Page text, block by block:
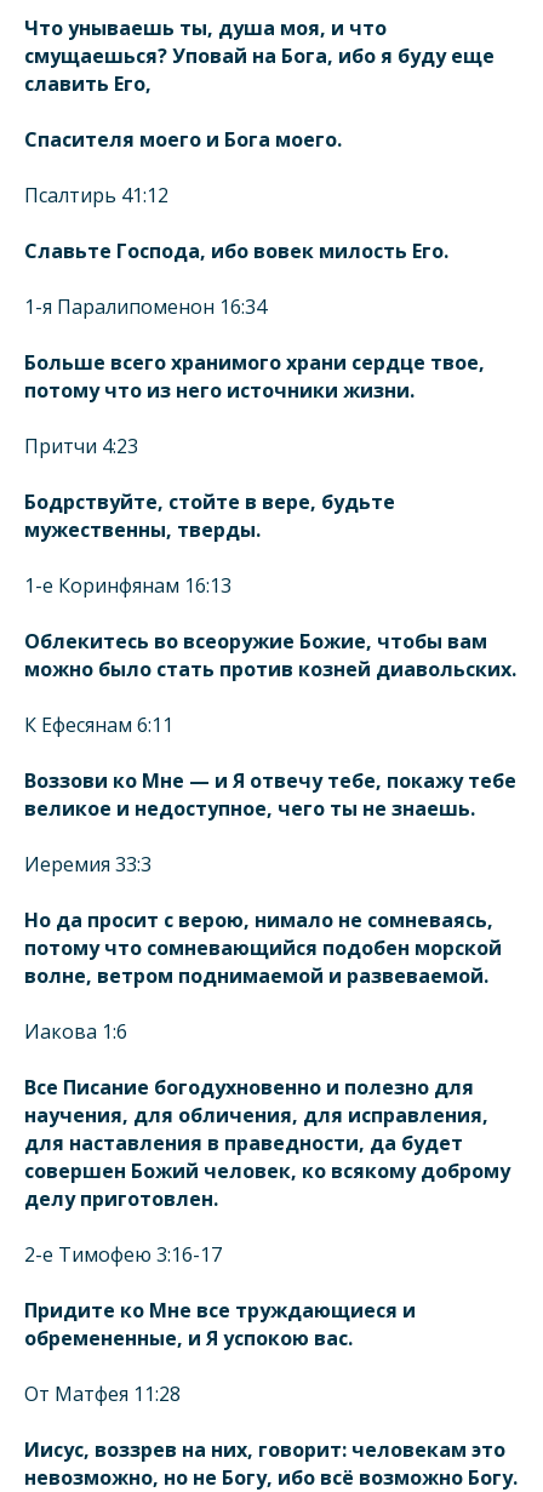
Что унываешь ты, душа моя, и что
смущаешься? Уповай на Бога, ибо я буду еще
славить Его,
Спасителя моего и Бога моего.
Псалтирь 41:12
Славьте Господа, ибо вовек милость Его.
1-я Паралипоменон 16:34
Больше всего хранимого храни сердце твое,
потому что из него источники жизни.
Притчи 4:23
Бодрствуйте, стойте в вере, будьте
мужественны, тверды.
1-е Коринфянам 16:13
Облекитесь во всеоружие Божие, чтобы вам
можно было стать против козней диавольских.
К Ефесянам 6:11
Воззови ко Мне — и Я отвечу тебе, покажу тебе
великое и недоступное, чего ты не знаешь.
Иеремия 33:3
Но да просит с верою, нимало не сомневаясь,
потому что сомневающийся подобен морской
волне, ветром поднимаемой и развеваемой.
Иакова 1:6
Все Писание богодухновенно и полезно для
научения, для обличения, для исправления,
для наставления в праведности, да будет
совершен Божий человек, ко всякому доброму
делу приготовлен.
2-е Тимофею 3:16-17
Придите ко Мне все труждающиеся и
обремененные, и Я успокою вас.
От Матфея 11:28
Иисус, воззрев на них, говорит: человекам это
невозможно, но не Богу, ибо всё возможно Богу.